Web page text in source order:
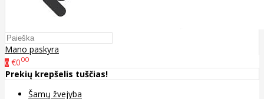
Mano paskyra
0 €000
Prekių krepšelis tuščias!
Šamų žvejyba